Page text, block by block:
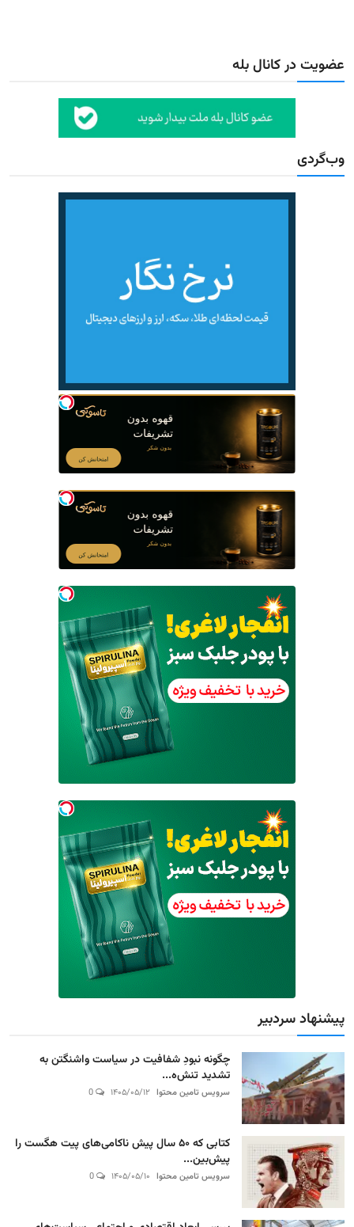
عضویت در کانال بله
وب‌گردی
پیشنهاد سردبیر
چگونه نبودِ شفافیت در سیاست واشنگتن به
تشدید تنش‌ه...
سرویس تامین محتوا ۱۴۰۵/۰۵/۱۲
کتابی که ۵۰ سال پیش ناکامی‌های پیت هگست را
پیش‌بین...
سرویس تامین محتوا ۱۴۰۵/۰۵/۱۰